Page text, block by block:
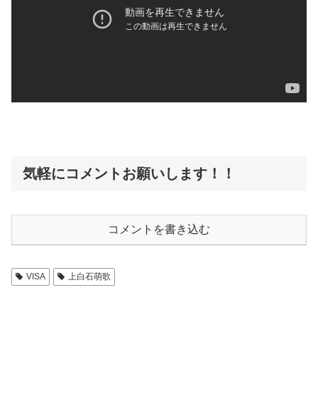
気軽にコメントお願いします！！
コメントを書き込む
VISA 上白石萌歌